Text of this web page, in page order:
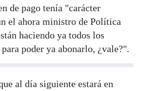
de pago tenía "carácter
el ahora ministro de Política
haciendo ya todos los
poder ya abonarlo, ¿vale?".
al día siguiente estará en